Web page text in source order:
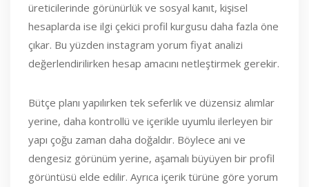
üreticilerinde görünürlük ve sosyal kanıt, kişisel
hesaplarda ise ilgi çekici profil kurgusu daha fazla öne
çıkar. Bu yüzden instagram yorum fiyat analizi
değerlendirilirken hesap amacını netleştirmek gerekir.
Bütçe planı yapılırken tek seferlik ve düzensiz alımlar
yerine, daha kontrollü ve içerikle uyumlu ilerleyen bir
yapı çoğu zaman daha doğaldır. Böylece ani ve
dengesiz görünüm yerine, aşamalı büyüyen bir profil
görüntüsü elde edilir. Ayrıca içerik türüne göre yorum